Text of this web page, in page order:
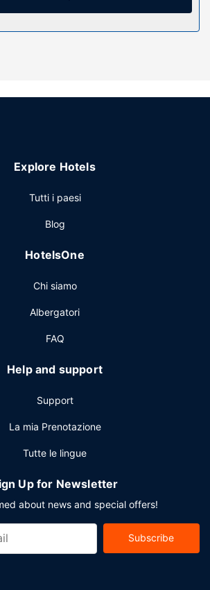
non mancano: avrai a disposizione
un pratico servizio di lavanderia e
Il un parcheggio gratuito è disponibile in
Explore Hotels
Tutti i paesi
Blog
HotelsOne
Chi siamo
Albergatori
FAQ
Help and support
Support
La mia Prenotazione
Tutte le lingue
Up for Newsletter
about news and special offers!
Subscribe